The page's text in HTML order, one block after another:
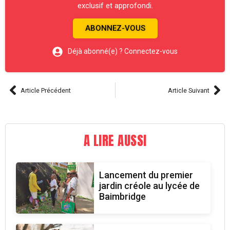
exclusif et approfondi.
ABONNEZ-VOUS
Déjà abonné(e) ? Connectez-vous
Article Précédent Article Suivant
A LIRE AUSSI
Lancement du premier
jardin créole au lycée de
Baimbridge